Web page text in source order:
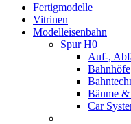
Fertigmodelle
Vitrinen
Modelleisenbahn
Spur H0
Auf-,
Bahnhöfe
Bäume
Car